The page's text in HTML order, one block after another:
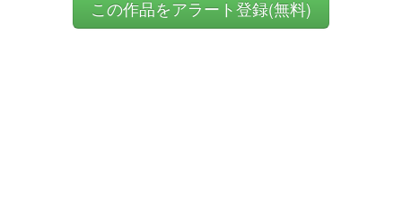
この作品をアラート登録(無料)